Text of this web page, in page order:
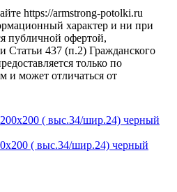
https://armstrong-potolki.ru
характер и ни при
публичной офертой,
Статьи 437 (п.2) Гражданского
только по
и может отличаться от
( выс.34/шир.24) черный